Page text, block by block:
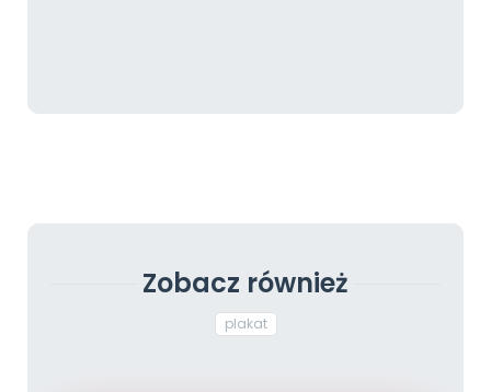
Zobacz również
plakat